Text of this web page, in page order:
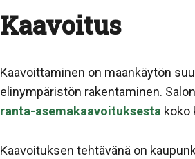
Kaavoitus
Kaavoittaminen on maankäytön
elinympäristön rakentaminen.
ranta-asemakaavoituksesta koko
Kaavoituksen tehtävänä on